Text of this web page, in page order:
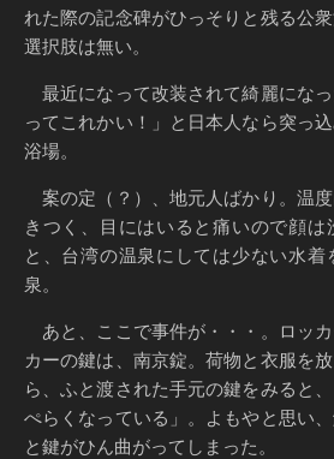
れた際の記念碑がひっそりと残る公
選択肢は無い。
最近になって改装されて綺麗にな
ってこれかい！」と日本人なら突っ
浴場。
案の定（？）、地元人ばかり。温
きつく、目にはいると痛いので顔
と、台湾の温泉にしては少ない水
泉。
あと、ここで事件が・・・。ロッ
カーの鍵は、南京錠。荷物と衣服を
ら、ふと渡された手元の鍵をみると
ぺらくなっている」。よもやと思い
と鍵がひん曲がってしまった。